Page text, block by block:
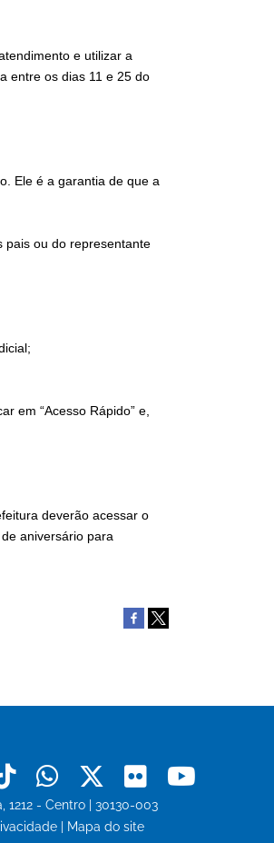
e utilizar a
entre os dias 11 e 25 do
Ele é a garantia de que a
pais ou do representante
em “Acesso Rápido” e,
deverão acessar o
aniversário para
TiktokWhatsapp
X Flickr
1212 - Centro | 30130-003
Mapa do site